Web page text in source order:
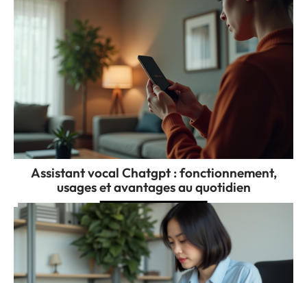
Assistant vocal Chatgpt : fonctionnement,
usages et avantages au quotidien